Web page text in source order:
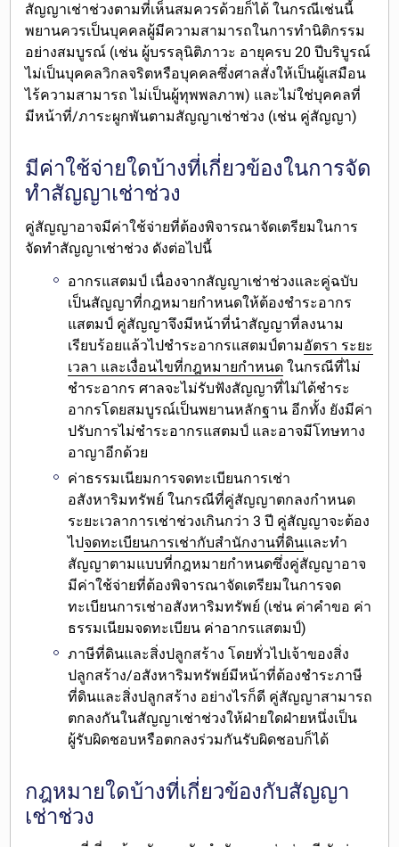
สัญญาเช่าช่วงตามที่เห็นสมควรด้วยก็ได้ ในกรณีเช่นนี้
พยานควรเป็นบุคคลผู้มีความสามารถในการทำนิติกรรม
อย่างสมบูรณ์ (เช่น ผู้บรรลุนิติภาวะ อายุครบ 20 ปีบริบูรณ์
ไม่เป็นบุคคลวิกลจริตหรือบุคคลซึ่งศาลสั่งให้เป็นผู้เสมือน
ไร้ความสามารถ ไม่เป็นผู้ทุพพลภาพ) และไม่ใช่บุคคลที่
มีหน้าที่/ภาระผูกพันตามสัญญาเช่าช่วง (เช่น คู่สัญญา)
มีค่าใช้จ่ายใดบ้างที่เกี่ยวข้องในการจัด
ทำสัญญาเช่าช่วง
คู่สัญญาอาจมีค่าใช้จ่ายที่ต้องพิจารณาจัดเตรียมในการ
จัดทำสัญญาเช่าช่วง ดังต่อไปนี้
อากรแสตมป์ เนื่องจากสัญญาเช่าช่วงและคู่ฉบับ
เป็นสัญญาที่กฎหมายกำหนดให้ต้องชำระอากร
แสตมป์ คู่สัญญาจึงมีหน้าที่นำสัญญาที่ลงนาม
เรียบร้อยแล้วไปชำระอากรแสตมป์ตามอัตรา ระยะ
เวลา และเงื่อนไขที่กฎหมายกำหนด ในกรณีที่ไม่
ชำระอากร ศาลจะไม่รับฟังสัญญาที่ไม่ได้ชำระ
อากรโดยสมบูรณ์เป็นพยานหลักฐาน อีกทั้ง ยังมีค่า
ปรับการไม่ชำระอากรแสตมป์ และอาจมีโทษทาง
อาญาอีกด้วย
ค่าธรรมเนียมการจดทะเบียนการเช่า
อสังหาริมทรัพย์ ในกรณีที่คู่สัญญาตกลงกำหนด
ระยะเวลาการเช่าช่วงเกินกว่า 3 ปี คู่สัญญาจะต้อง
ไปจดทะเบียนการเช่ากับสำนักงานที่ดินและทำ
สัญญาตามแบบที่กฎหมายกำหนดซึ่งคู่สัญญาอาจ
มีค่าใช้จ่ายที่ต้องพิจารณาจัดเตรียมในการจด
ทะเบียนการเช่าอสังหาริมทรัพย์ (เช่น ค่าคำขอ ค่า
ธรรมเนียมจดทะเบียน ค่าอากรแสตมป์)
ภาษีที่ดินและสิ่งปลูกสร้าง โดยทั่วไปเจ้าของสิ่ง
ปลูกสร้าง/อสังหาริมทรัพย์มีหน้าที่ต้องชำระภาษี
ที่ดินและสิ่งปลูกสร้าง อย่างไรก็ดี คู่สัญญาสามารถ
ตกลงกันในสัญญาเช่าช่วงให้ฝ่ายใดฝ่ายหนึ่งเป็น
ผู้รับผิดชอบหรือตกลงร่วมกันรับผิดชอบก็ได้
กฎหมายใดบ้างที่เกี่ยวข้องกับสัญญา
เช่าช่วง